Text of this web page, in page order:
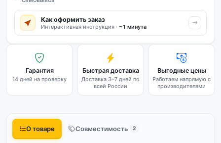
Как оформить заказ
Интерактивная инструкция · ~1 минута
Гарантия
14 дней на проверку
Быстрая доставка
Доставка 3–7 дней по
всей России
Выгодные цены
Работаем напрямую с
производителями
О товаре Совместимость 2